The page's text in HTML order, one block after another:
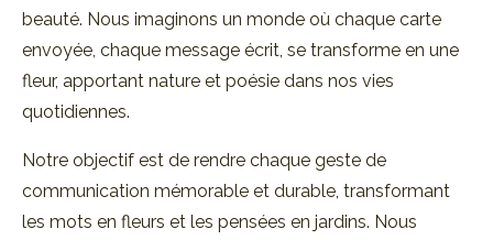
beauté. Nous imaginons un monde où chaque carte
envoyée, chaque message écrit, se transforme en une
fleur, apportant nature et poésie dans nos vies
quotidiennes.
Notre objectif est de rendre chaque geste de
communication mémorable et durable, transformant
les mots en fleurs et les pensées en jardins. Nous